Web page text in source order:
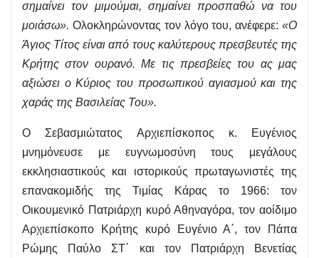
σημαίνει τον μιμούμαι, σημαίνει προσπαθώ να του
μοιάσω». Ολοκληρώνοντας τον λόγο του, ανέφερε: «Ο
Άγιος Τίτος είναι από τους καλύτερους πρεσβευτές της
Κρήτης στον ουρανό. Με τις πρεσβείες του ας μας
αξιώσει ο Κύριος του προσωπικού αγιασμού και της
χαράς της Βασιλείας Του».
Ο Σεβασμιώτατος Αρχιεπίσκοπος κ. Ευγένιος
μνημόνευσε με ευγνωμοσύνη τους μεγάλους
εκκλησιαστικούς και ιστορικούς πρωταγωνιστές της
επανακομιδής της Τιμίας Κάρας το 1966: τον
Οικουμενικό Πατριάρχη κυρό Αθηναγόρα, τον αοίδιμο
Αρχιεπίσκοπο Κρήτης κυρό Ευγένιο Α΄, τον Πάπα
Ρώμης Παύλο ΣΤ΄ και τον Πατριάρχη Βενετίας